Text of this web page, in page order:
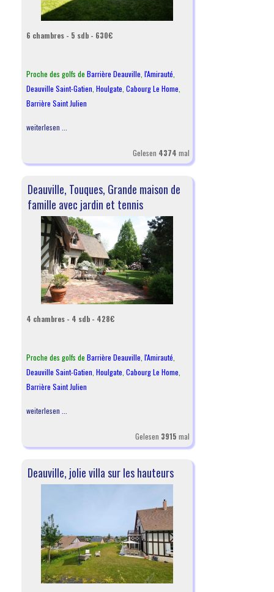
6 chambres - 5 sdb - 630€
Proche des golfs de Barrière Deauville l'Amirauté
Deauville Saint-Gatien Houlgate Cabourg Le Home
Barrière Saint Julien
weiterlesen ...
Gelesen 4374 mal
Deauville, Touques, Grande maison de
famille avec jardin et tennis
4 chambres - 4 sdb - 428€
Proche des golfs de Barrière Deauville l'Amirauté
Deauville Saint-Gatien Houlgate Cabourg Le Home
Barrière Saint Julien
weiterlesen ...
Gelesen 3915 mal
Deauville, jolie villa sur les hauteurs